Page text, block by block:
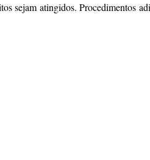
sejam atingidos. Procedimentos